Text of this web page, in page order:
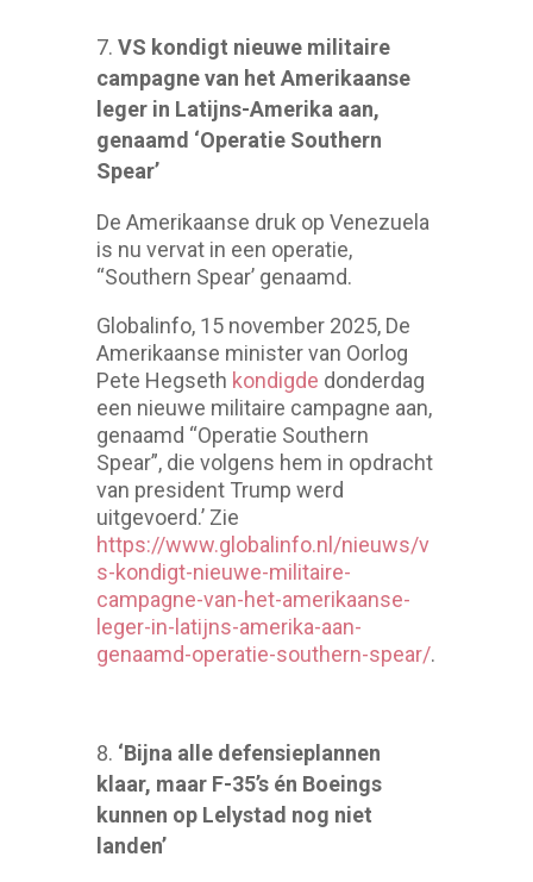
VS kondigt nieuwe militaire
campagne van het Amerikaanse
leger in Latijns-Amerika aan,
genaamd ‘Operatie Southern
Spear’
De Amerikaanse druk op Venezuela
is nu vervat in een operatie,
“Southern Spear’ genaamd.
Globalinfo, 15 november 2025, De
Amerikaanse minister van Oorlog
Pete Hegseth kondigde donderdag
een nieuwe militaire campagne aan,
genaamd “Operatie Southern
Spear”, die volgens hem in opdracht
van president Trump werd
uitgevoerd.’ Zie
https://www.globalinfo.nl/nieuws/v
s-kondigt-nieuwe-militaire-
campagne-van-het-amerikaanse-
leger-in-latijns-amerika-aan-
genaamd-operatie-southern-spear/.
‘Bijna alle defensieplannen
klaar, maar F-35’s én Boeings
kunnen op Lelystad nog niet
landen’